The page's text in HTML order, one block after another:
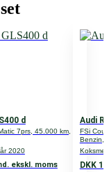
d
7prs, 45.000 km,
2020
ekskl. moms
Audi R8
FSi
Benzin,
DKK